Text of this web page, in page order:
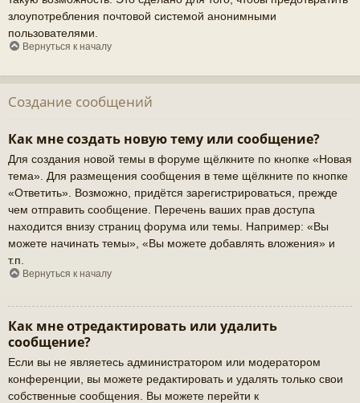
злоупотребления почтовой системой анонимными
пользователями.
Вернуться к началу
Создание сообщений
Как мне создать новую тему или сообщение?
Для создания новой темы в форуме щёлкните по кнопке «Новая
тема». Для размещения сообщения в теме щёлкните по кнопке
«Ответить». Возможно, придётся зарегистрироваться, прежде
чем отправить сообщение. Перечень ваших прав доступа
находится внизу страниц форума или темы. Например: «Вы
можете начинать темы», «Вы можете добавлять вложения» и
т.п.
Вернуться к началу
Как мне отредактировать или удалить
сообщение?
Если вы не являетесь администратором или модератором
конференции, вы можете редактировать и удалять только свои
собственные сообщения. Вы можете перейти к